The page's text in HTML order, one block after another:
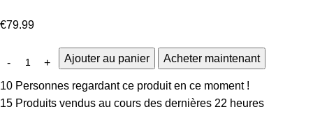
€79.99
Ajouter au panier Acheter maintenant
10 Personnes regardant ce produit en ce moment !
15 Produits vendus au cours des dernières 22 heures